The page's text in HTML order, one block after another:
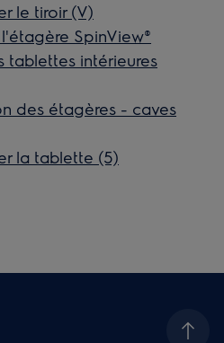
le tiroir (V)
SpinView®
tablettes intérieures
des étagères - caves
la tablette (5)